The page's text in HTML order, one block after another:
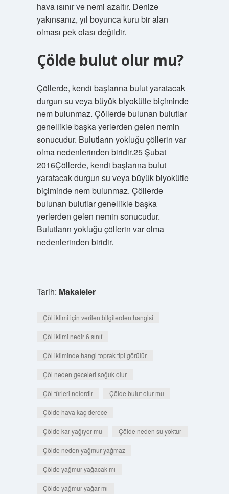
hava ısınır ve nemi azaltır. Denize
yakınsanız, yıl boyunca kuru bir alan
olması pek olası değildir.
Çölde bulut olur mu?
Çöllerde, kendi başlarına bulut yaratacak
durgun su veya büyük biyokütle biçiminde
nem bulunmaz. Çöllerde bulunan bulutlar
genellikle başka yerlerden gelen nemin
sonucudur. Bulutların yokluğu çöllerin var
olma nedenlerinden biridir.25 Şubat
2016Çöllerde, kendi başlarına bulut
yaratacak durgun su veya büyük biyokütle
biçiminde nem bulunmaz. Çöllerde
bulunan bulutlar genellikle başka
yerlerden gelen nemin sonucudur.
Bulutların yokluğu çöllerin var olma
nedenlerinden biridir.
Tarih: Makaleler
Çöl iklimi için verilen bilgilerden hangisi
Çöl iklimi nedir 6 sınıf
Çöl ikliminde hangi toprak tipi görülür
Çöl neden geceleri soğuk olur
Çöl türleri nelerdir Çölde bulut olur mu
Çölde hava kaç derece
Çölde kar yağıyor mu Çölde neden su yoktur
Çölde neden yağmur yağmaz
Çölde yağmur yağacak mı
Çölde yağmur yağar mı